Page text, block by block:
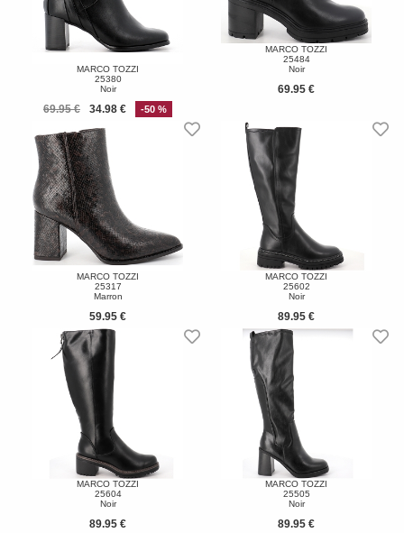
MARCO TOZZI
25380
Noir
69.95 € 34.98 € -50 %
MARCO TOZZI
25484
Noir
69.95 €
MARCO TOZZI
25317
Marron
59.95 €
MARCO TOZZI
25602
Noir
89.95 €
MARCO TOZZI
25604
Noir
89.95 €
MARCO TOZZI
25505
Noir
89.95 €